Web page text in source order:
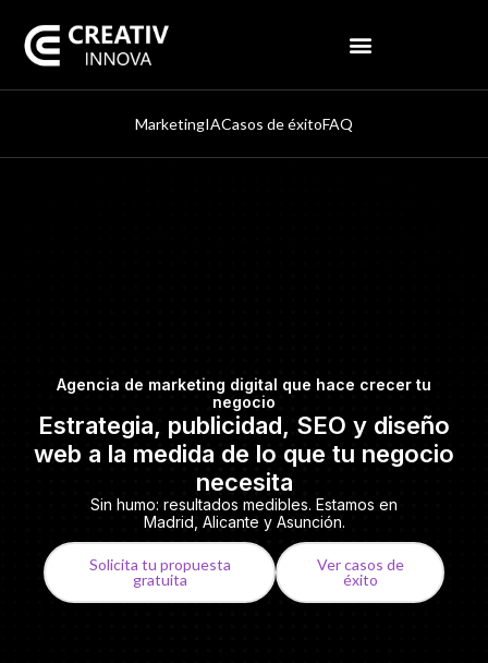
MarketingIACasos de éxitoFAQ
Agencia de marketing digital que hace crecer tu
negocio
Estrategia, publicidad, SEO y diseño
web a la medida de lo que tu negocio
necesita
Sin humo: resultados medibles. Estamos en
Madrid, Alicante y Asunción.
Solicita tu propuesta
gratuita
Ver casos de
éxito